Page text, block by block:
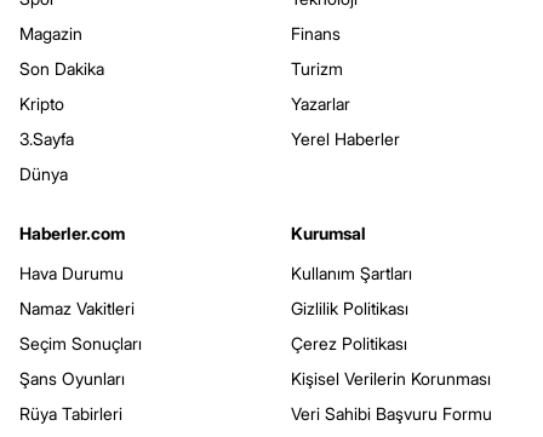
Magazin
Son Dakika
Kripto
3.Sayfa
Dünya
Finans
Turizm
Yazarlar
Yerel Haberler
Haberler.com
Hava Durumu
Namaz Vakitleri
Seçim Sonuçları
Şans Oyunları
Rüya Tabirleri
Kurumsal
Kullanım Şartları
Gizlilik Politikası
Çerez Politikası
Kişisel Verilerin Korunması
Veri Sahibi Başvuru Formu